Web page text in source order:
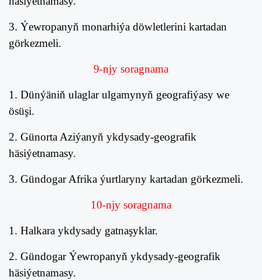
3. Ýewropanyň monarhiýa döwletlerini kartadan
görkezmeli.
9-njy soragnama
1. Dünýäniň ulaglar ulgamynyň geografiýasy we
ösüşi.
2. Günorta Aziýanyň ykdysady-geografik
häsiýetnamasy.
3. Gündogar Afrika ýurtlaryny kartadan görkezmeli.
10-njy soragnama
1. Halkara ykdysady gatnaşyklar.
2. Gündogar Ýewropanyň ykdysady-geografik
häsiýetnamasy.